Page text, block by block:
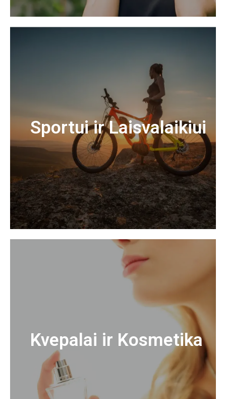
Sportui ir Laisvalaikiui
Kvepalai ir Kosmetika